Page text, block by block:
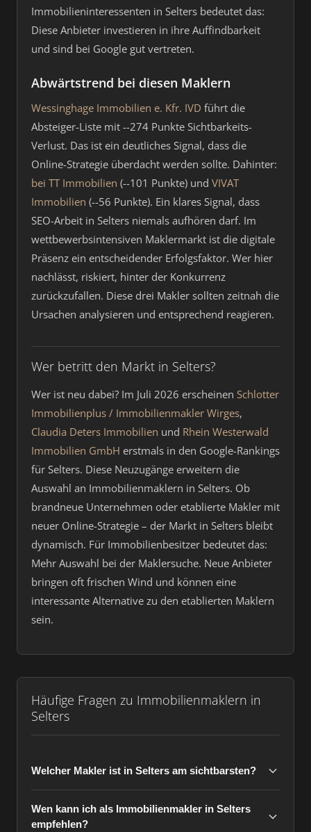
Immobilieninteressenten in Selters bedeutet das:
Diese Anbieter investieren in ihre Auffindbarkeit
und sind bei Google gut vertreten.
Abwärtstrend bei diesen Maklern
Wessinghage Immobilien e. Kfr. IVD führt die
Absteiger-Liste mit --274 Punkte Sichtbarkeits-
Verlust. Das ist ein deutliches Signal, dass die
Online-Strategie überdacht werden sollte. Dahinter:
bei TT Immobilien (--101 Punkte) und VIVAT
Immobilien (--56 Punkte). Ein klares Signal, dass
SEO-Arbeit in Selters niemals aufhören darf. Im
wettbewerbsintensiven Maklermarkt ist die digitale
Präsenz ein entscheidender Erfolgsfaktor. Wer hier
nachlässt, riskiert, hinter der Konkurrenz
zurückzufallen. Diese drei Makler sollten zeitnah die
Ursachen analysieren und entsprechend reagieren.
Wer betritt den Markt in Selters?
Wer ist neu dabei? Im Juli 2026 erscheinen Schlotter
Immobilienplus / Immobilienmakler Wirges,
Claudia Deters Immobilien und Rhein Westerwald
Immobilien GmbH erstmals in den Google-Rankings
für Selters. Diese Neuzugänge erweitern die
Auswahl an Immobilienmaklern in Selters. Ob
brandneue Unternehmen oder etablierte Makler mit
neuer Online-Strategie – der Markt in Selters bleibt
dynamisch. Für Immobilienbesitzer bedeutet das:
Mehr Auswahl bei der Maklersuche. Neue Anbieter
bringen oft frischen Wind und können eine
interessante Alternative zu den etablierten Maklern
sein.
Häufige Fragen zu Immobilienmaklern in
Selters
Welcher Makler ist in Selters am sichtbarsten?
Wen kann ich als Immobilienmakler in Selters
empfehlen?